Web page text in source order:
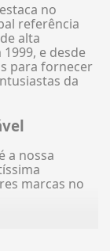
no
referência
alta
e desde
para fornecer
da
a nossa
marcas no